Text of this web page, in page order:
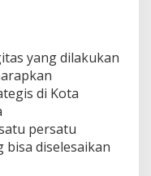
yang dilakukan
di Kota
persatu
bisa diselesaikan